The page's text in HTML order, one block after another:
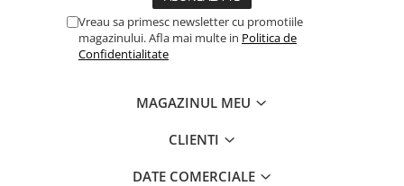
Vreau sa primesc newsletter cu promotiile
magazinului. Afla mai multe in Politica de
Confidentialitate
MAGAZINUL MEU
CLIENTI
DATE COMERCIALE